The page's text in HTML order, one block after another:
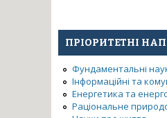
ПРІОРИТЕТНІ
Фундаментальні
Інформаційні та
Енергетика та
Раціональне